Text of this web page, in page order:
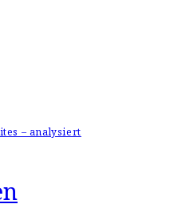
– analysiert